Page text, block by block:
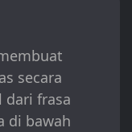
secara
dari frasa
di bawah